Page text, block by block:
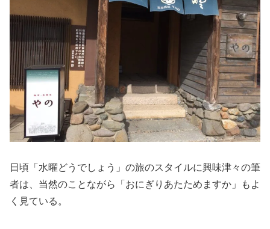
日頃「水曜どうでしょう」の旅のスタイルに興味津々の筆
者は、当然のことながら「おにぎりあたためますか」もよ
く見ている。